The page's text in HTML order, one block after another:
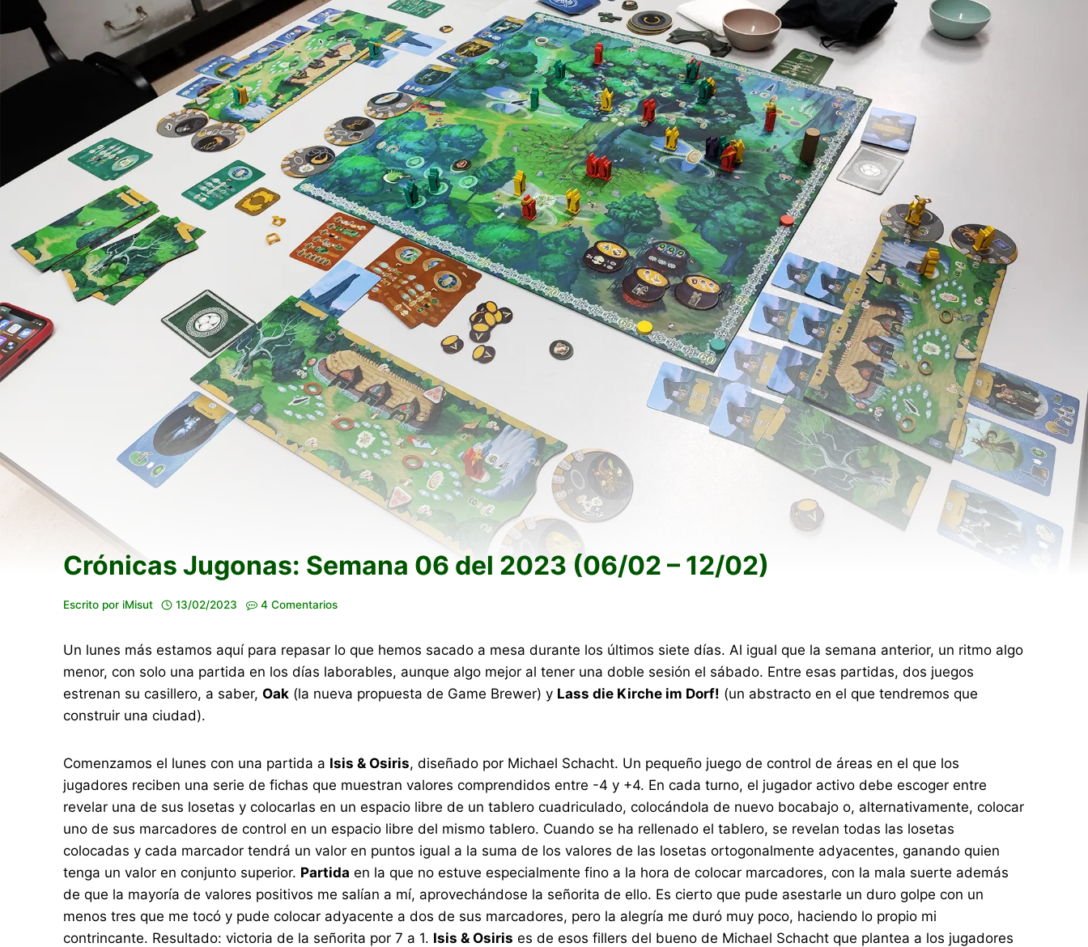
Crónicas Jugonas: Semana 06 del 2023 (06/02 – 12/02)
Escrito por iMisut 13/02/2023 4 Comentarios
Un lunes más estamos aquí para repasar lo que hemos sacado a mesa durante los últimos siete días. Al igual que la semana anterior, un ritmo algo
menor, con solo una partida en los días laborables, aunque algo mejor al tener una doble sesión el sábado. Entre esas partidas, dos juegos
estrenan su casillero, a saber,Oak (la nueva propuesta de Game Brewer) y Lass die Kirche im Dorf! (un abstracto en el que tendremos que
construir una ciudad).
Comenzamos el lunes con una partida a Isis & Osiris, diseñado por Michael Schacht. Un pequeño juego de control de áreas en el que los
jugadores reciben una serie de fichas que muestran valores comprendidos entre -4 y +4. En cada turno, el jugador activo debe escoger entre
revelar una de sus losetas y colocarlas en un espacio libre de un tablero cuadriculado, colocándola de nuevo bocabajo o, alternativamente, colocar
uno de sus marcadores de control en un espacio libre del mismo tablero. Cuando se ha rellenado el tablero, se revelan todas las losetas
colocadas y cada marcador tendrá un valor en puntos igual a la suma de los valores de las losetas ortogonalmente adyacentes, ganando quien
tenga un valor en conjunto superior. Partida en la que no estuve especialmente fino a la hora de colocar marcadores, con la mala suerte además
de que la mayoría de valores positivos me salían a mí, aprovechándose la señorita de ello. Es cierto que pude asestarle un duro golpe con un
menos tres que me tocó y pude colocar adyacente a dos de sus marcadores, pero la alegría me duró muy poco, haciendo lo propio mi
contrincante. Resultado: victoria de la señorita por 7 a 1. Isis & Osiris es de esos fillers del bueno de Michael Schacht que plantea a los jugadores